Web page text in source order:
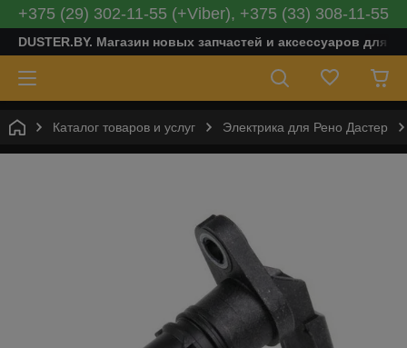
+375 (29) 302-11-55 (+Viber), +375 (33) 308-11-55
DUSTER.BY. Магазин новых запчастей и аксессуаров для
Каталог товаров и услуг Электрика для Рено Дастер